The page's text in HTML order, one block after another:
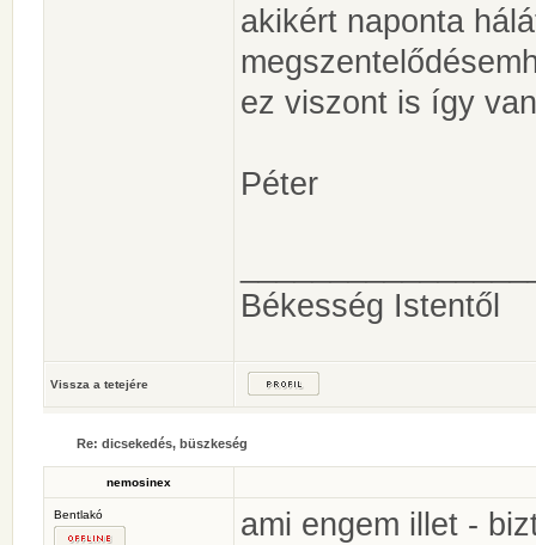
akikért naponta
ez viszont is így
Péter
Békesség Istentől
Vissza a tetejére
Re: dicsekedés, büszkeség
nemosinex
Bentlakó
ami engem illet -